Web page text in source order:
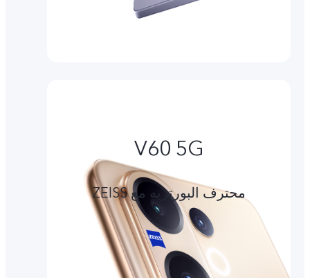
V60 5G
محترف البورتريه مع ZEISS